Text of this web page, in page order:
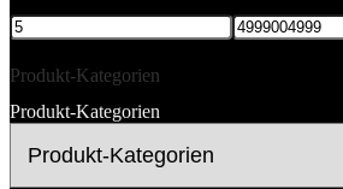
Produkt-Kategorien
Produkt-Kategorien